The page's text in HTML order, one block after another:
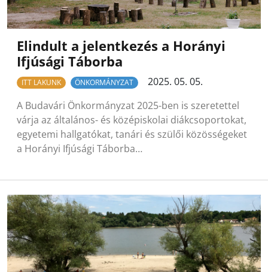
Elindult a jelentkezés a Horányi
Ifjúsági Táborba
ITT LAKUNK ÖNKORMÁNYZAT
2025. 05. 05.
A Budavári Önkormányzat 2025-ben is szeretettel
várja az általános- és középiskolai diákcsoportokat,
egyetemi hallgatókat, tanári és szülői közösségeket
a Horányi Ifjúsági Táborba…